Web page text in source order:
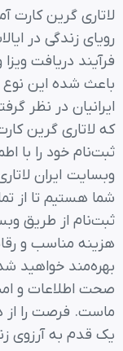
لاتاری گرین کارت
رویای زندگی در
فرآیند دریافت
باعث شده این نوع
ایرانیان در نظر
که لاتاری گرین
ثبت‌نام خود را با
وبسایت ایران
شما هستیم تا از
ثبت‌نام از طریق
هزینه مناسب و
بهره‌مند خواهید
صحت اطلاعات و
ماست. فرصت را از
یک قدم به آرزوی